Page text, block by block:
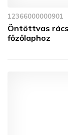
12366000000901
Öntöttvas
főzőlaphoz